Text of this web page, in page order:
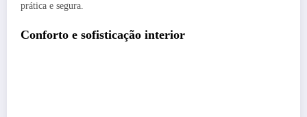
prática e segura.
Conforto e sofisticação interior